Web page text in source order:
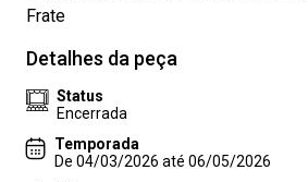
Frate
Detalhes da peça
Status
Encerrada
Temporada
De 04/03/2026 até 06/05/2026